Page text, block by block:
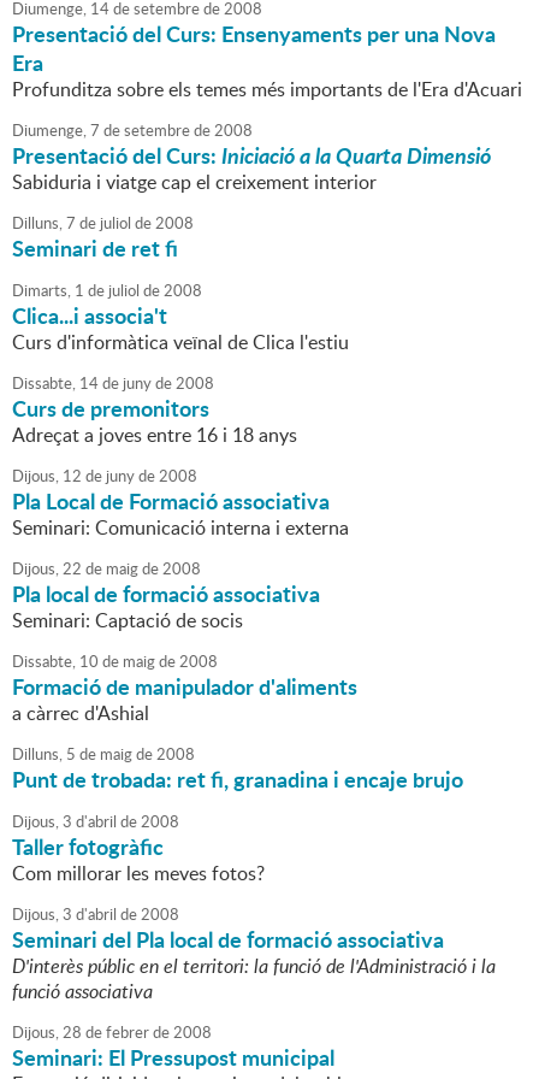
Diumenge, 14desetembrede2008
Presentació del Curs: Ensenyaments per una Nova
Era
Profunditza sobre els temes més importants de l'Era d'Acuari
Diumenge,7 desetembrede2008
Presentació del Curs:Iniciació a la Quarta Dimensió
Sabiduria i viatge cap el creixement interior
Dilluns,7 de juliol de2008
Seminari de ret fi
Dimarts, 1 de juliol de2008
Clica...i associa't
Curs d'informàtica veïnal de Clica l'estiu
Dissabte, 14de junyde2008
Curs de premonitors
Adreçat a joves entre 16 i 18 anys
Dijous, 12 de junyde2008
Pla Local de Formació associativa
Seminari: Comunicació interna i externa
Dijous,22 de maigde2008
Pla local de formació associativa
Seminari: Captació de socis
Dissabte, 10 de maigde2008
Formació de manipulador d'aliments
a càrrec d'Ashial
Dilluns, 5 de maigde2008
Punt de trobada: ret fi, granadina i encaje brujo
Dijous,3 d'abril de2008
Taller fotogràfic
Com millorar les meves fotos?
Dijous,3 d'abril de2008
Seminari del Pla local de formació associativa
D'interès públic en el territori: la funció de l'Administració i la
funció associativa
Dijous,28 defebrerde2008
Seminari: El Pressupost municipal